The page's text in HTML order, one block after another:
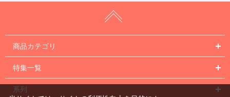
商品カテゴリ
特集一覧
系列